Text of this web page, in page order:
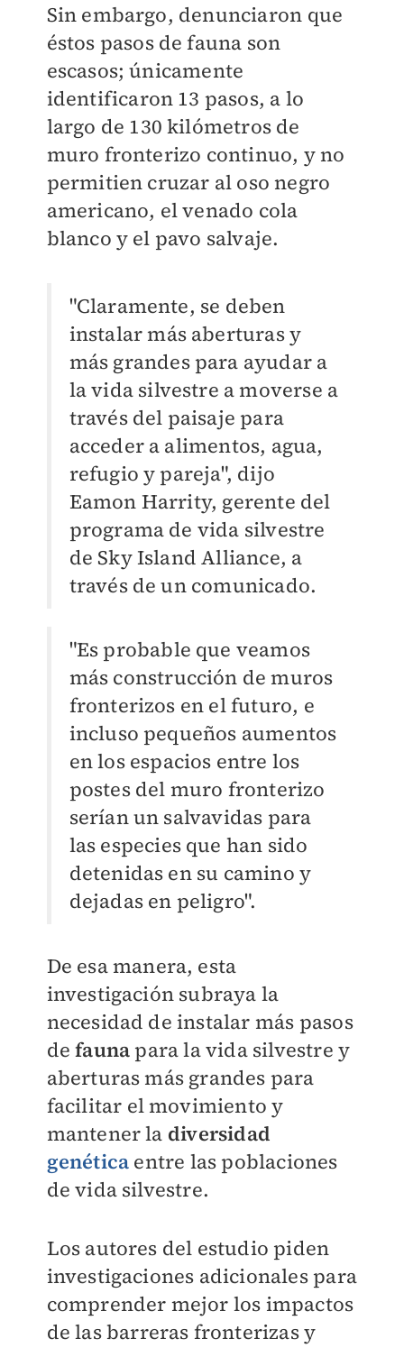
Sin embargo, denunciaron que
éstos pasos de fauna son
escasos; únicamente
identificaron 13 pasos, a lo
largo de 130 kilómetros de
muro fronterizo continuo, y no
permitien cruzar al oso negro
americano, el venado cola
blanco y el pavo salvaje.
"Claramente, se deben
instalar más aberturas y
más grandes para ayudar a
la vida silvestre a moverse a
través del paisaje para
acceder a alimentos, agua,
refugio y pareja", dijo
Eamon Harrity, gerente del
programa de vida silvestre
de Sky Island Alliance, a
través de un comunicado.
"Es probable que veamos
más construcción de muros
fronterizos en el futuro, e
incluso pequeños aumentos
en los espacios entre los
postes del muro fronterizo
serían un salvavidas para
las especies que han sido
detenidas en su camino y
dejadas en peligro".
De esa manera, esta
investigación subraya la
necesidad de instalar más pasos
defauna para la vida silvestre y
aberturas más grandes para
facilitar el movimiento y
mantener la diversidad
genética entre las poblaciones
de vida silvestre.
Los autores del estudio piden
investigaciones adicionales para
comprender mejor los impactos
de las barreras fronterizas y